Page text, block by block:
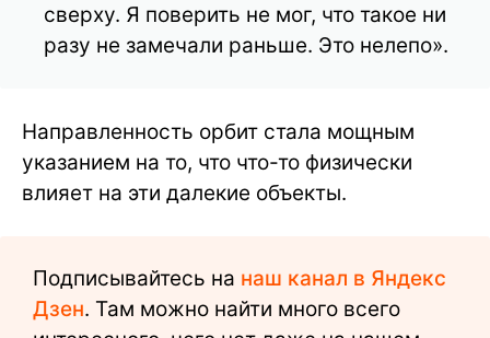
сверху. Я поверить не мог, что такое ни
разу не замечали раньше. Это нелепо».
Направленность орбит стала мощным
указанием на то, что что-то физически
влияет на эти далекие объекты.
Подписывайтесь на наш канал в Яндекс
Дзен. Там можно найти много всего